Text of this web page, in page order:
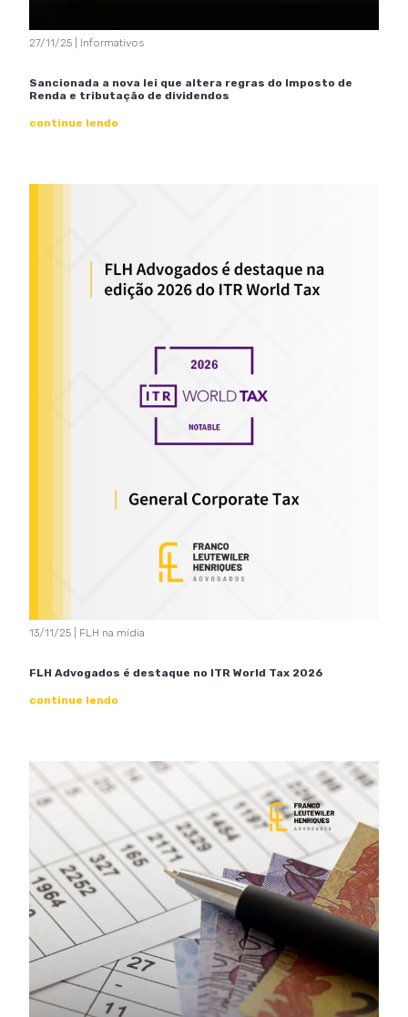
27/11/25 | Informativos
Sancionada a nova lei que altera regras do Imposto de
Renda e tributação de dividendos
continue lendo
13/11/25 | FLH na mídia
FLH Advogados é destaque no ITR World Tax 2026
continue lendo